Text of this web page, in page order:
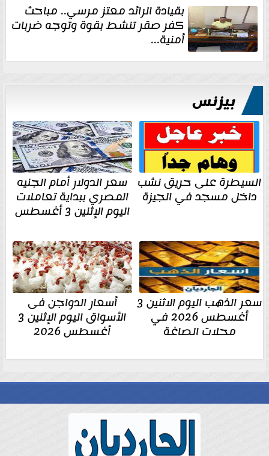
بقيادة الرائد معتز مرسي.. مباحث
كفر صقر تنشط بقوة وتوجه ضربات
أمنية...
بيزنس
السيطرة على حريق نشب
داخل مسجد في الجيزة
سعر الدولار أمام الجنيه
المصري ببداية تعاملات
اليوم الإثنين 3 أغسطس
سعر الذهب اليوم الاثنين 3
أغسطس 2026 في
محلات الصاغة
أسعار الدواجن فى
الأسواق اليوم الإثنين 3
أغسطس 2026